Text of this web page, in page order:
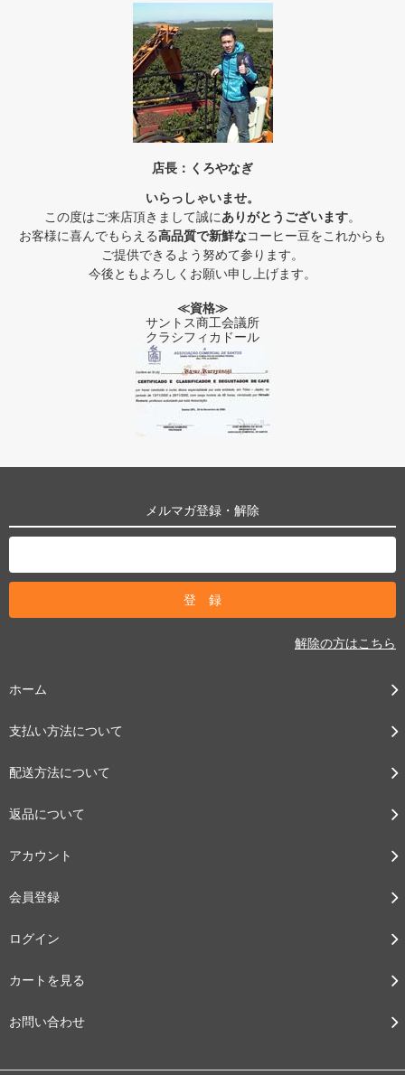
店長：くろやなぎ
いらっしゃいませ。
この度はご来店頂きまして誠にありがとうございます。
お客様に喜んでもらえる高品質で新鮮なコーヒー豆をこれからも
ご提供できるよう努めて参ります。
今後ともよろしくお願い申し上げます。
≪資格≫
サントス商工会議所
クラシフィカドール
メルマガ登録・解除
解除の方はこちら
ホーム
支払い方法について
配送方法について
返品について
アカウント
会員登録
ログイン
カートを見る
お問い合わせ